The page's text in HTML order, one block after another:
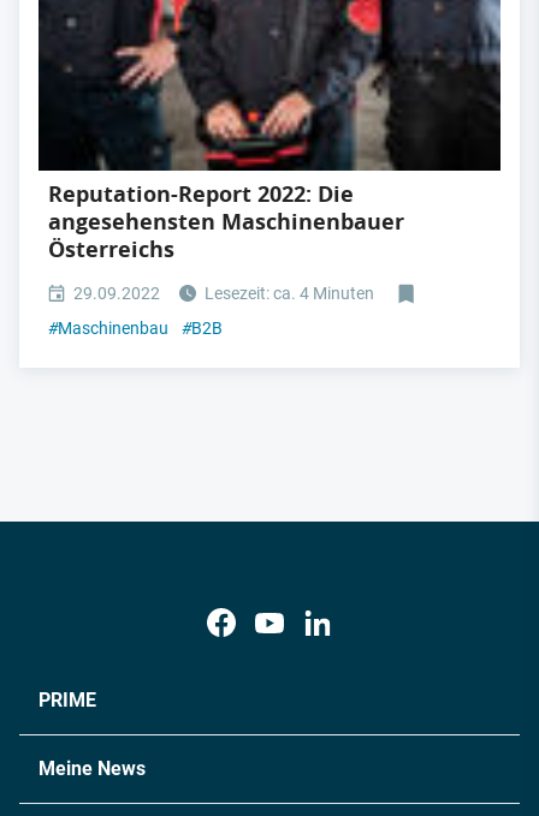
Reputation-Report 2022: Die
angesehensten Maschinenbauer
Österreichs
29.09.2022
Lesezeit: ca. 4 Minuten
#Maschinenbau #B2B
PRIME
Meine News